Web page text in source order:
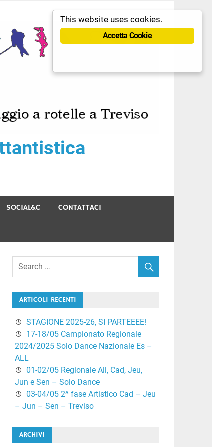
SOCIAL&C CONTATTACI
ARTICOLI RECENTI
STAGIONE 2025-26, SI PARTEEEE!
17-18/05 Campionato Regionale
2024/2025 Solo Dance Nazionale Es –
ALL
01-02/05 Regionale All, Cad, Jeu,
Jun e Sen – Solo Dance
03-04/05 2^ fase Artistico Cad – Jeu
– Jun – Sen – Treviso
ARCHIVI
This website uses cookies.
Accetta Cookie